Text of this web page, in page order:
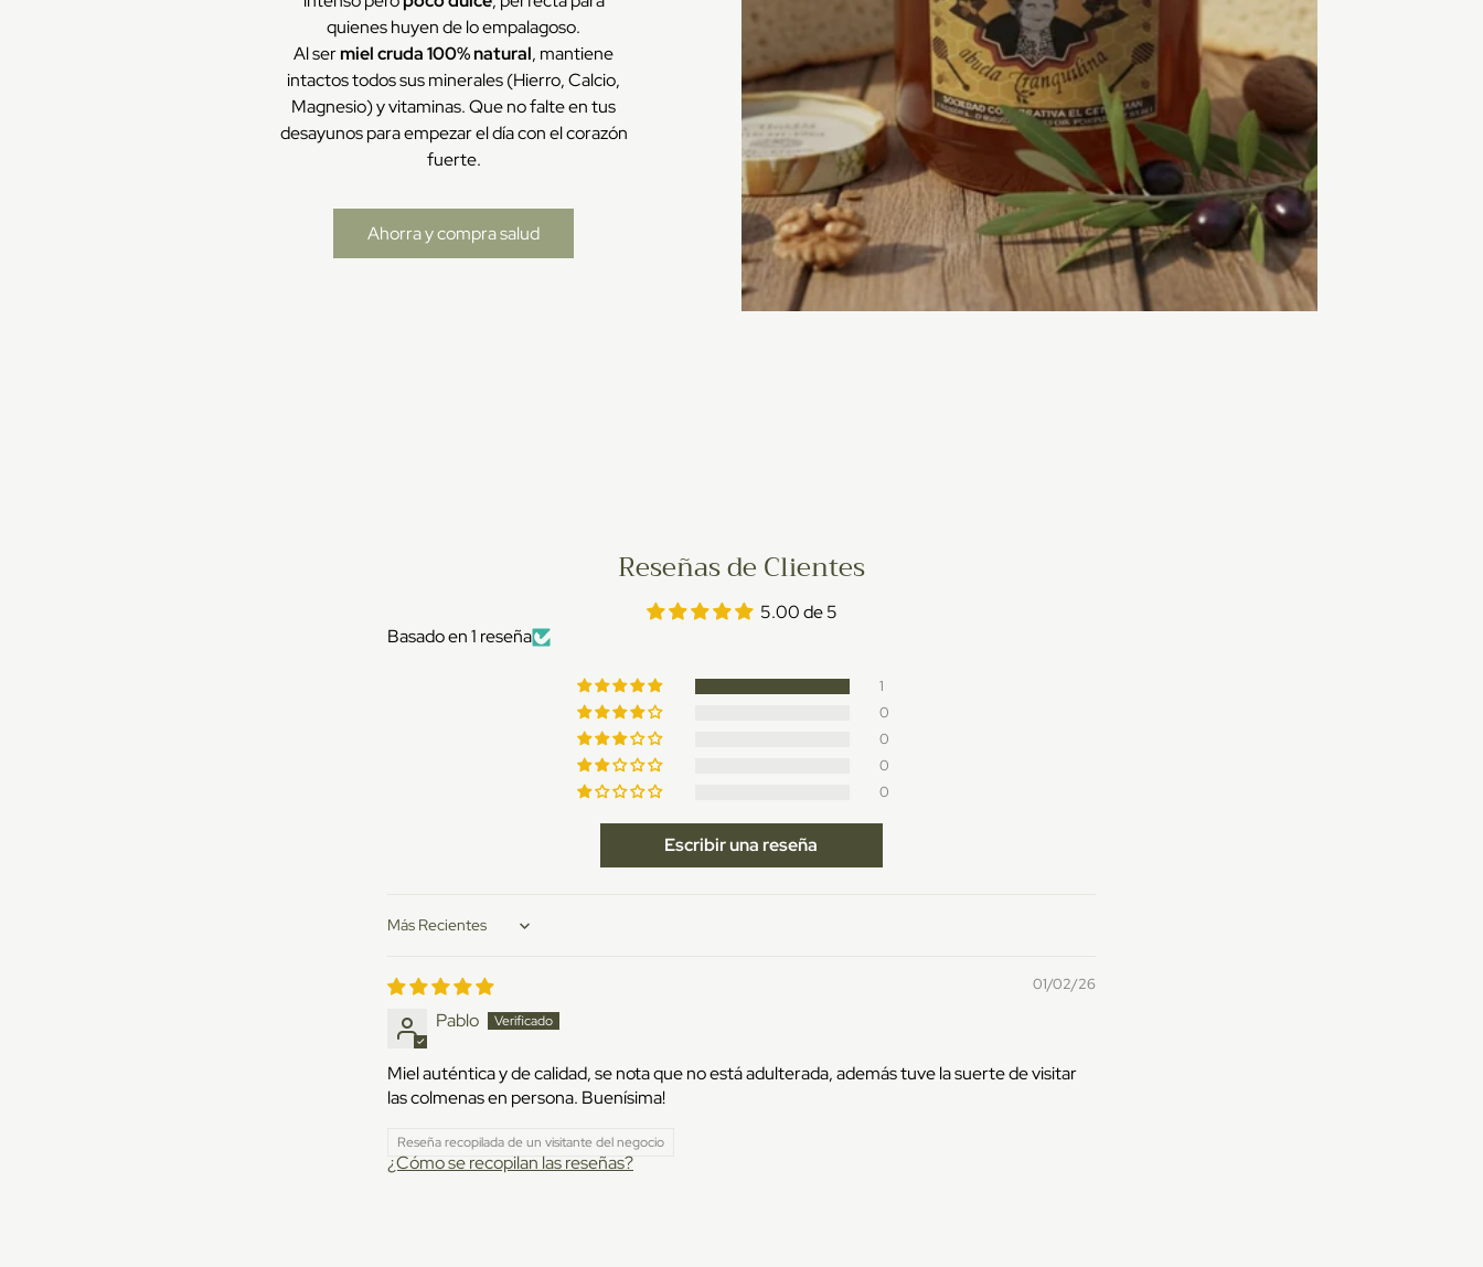
quienes huyen de lo empalagoso.
Al sermiel cruda 100% natural, mantiene
intactos todos sus minerales (Hierro, Calcio,
Magnesio) y vitaminas. Que no falte en tus
desayunos para empezar el día con el corazón
fuerte.
Ahorra y compra salud
Reseñas de Clientes
5.00 de 5
Basado en 1 reseña
1
0
0
0
0
Escribir una reseña
Sort by
01/02/26
Pablo
Miel auténtica y de calidad, se nota que no está adulterada, además tuve la suerte de visitar
las colmenas en persona. Buenísima!
Reseña recopilada de un visitante del negocio
¿Cómo se recopilan las reseñas?